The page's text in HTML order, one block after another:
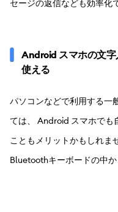
セージの返信なども効率化
Android スマホの文
使える
パソコンなどで利用する一
ては、 Android スマホでも
こともメリットかもしれま
Bluetoothキーボードの中か